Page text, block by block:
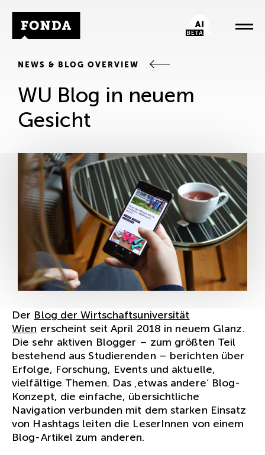
Fonda Logo AI-Chatbot
NEWS & BLOG OVERVIEW
WU Blog in neuem
Gesicht
Der Blog der Wirtschaftsuniversität
Wien erscheint seit April 2018 in neuem Glanz.
Die sehr aktiven Blogger – zum größten Teil
bestehend aus Studierenden – berichten über
Erfolge, Forschung, Events und aktuelle,
vielfältige Themen. Das ‚etwas andere‘ Blog-
Konzept, die einfache, übersichtliche
Navigation verbunden mit dem starken Einsatz
von Hashtags leiten die LeserInnen von einem
Blog-Artikel zum anderen.